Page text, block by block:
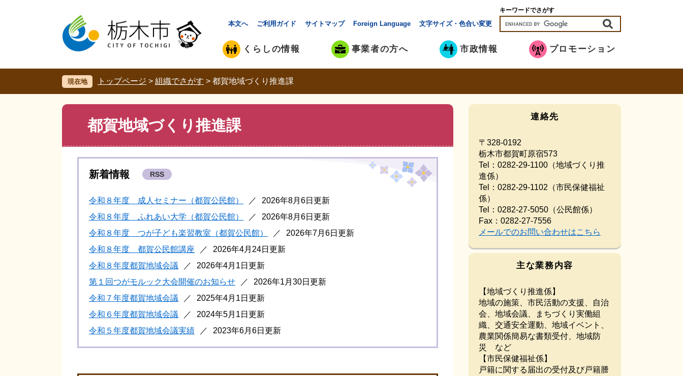
で
ば
本文へ ご利用ガイド サイトマップ Foreign Language 文字サイズ・色合い変更
キーワードでさがす
くらしの情報 事業者の方へ 市政情報 プロモーション
現在地 トップページ > 組織でさがす > 都賀地域づくり推進課
都賀地域づくり推進課
新着情報
令和８年度 成人セミナー（都賀公民館）
2026年8月6日更新
令和８年度 ふれあい大学（都賀公民館）
2026年8月6日更新
令和８年度 つが子ども楽習教室（都賀公民館）
2026年7月6日更新
令和８年度 都賀公民館講座
2026年4月24日更新
令和８年度都賀地域会議
2026年4月1日更新
第１回つがモルック大会開催のお知らせ
2026年1月30日更新
令和７年度都賀地域会議
2025年4月1日更新
令和６年度都賀地域会議
2024年5月1日更新
令和５年度都賀地域会議実績
2023年6月6日更新
RSS
連絡先
〒328-0192
栃木市都賀町原宿573
Tel：0282-29-1100 （地域づくり推
進係）
Tel：0282-29-1102 （市民保健福祉
係）
Tel：0282-27-5050 （公民館係）
Fax：0282-27-7556
メールでのお問い合わせはこちら
主な業務内容
【地域づくり推進係】
地域の施策、市民活動の支援、自治
会、地域会議、まちづくり実働組
織、交通安全運動、地域イベント、
農業関係簡易な書類受付、地域防
災 など
【市民保健福祉係】
戸籍に関する届出の受付及び戸籍謄